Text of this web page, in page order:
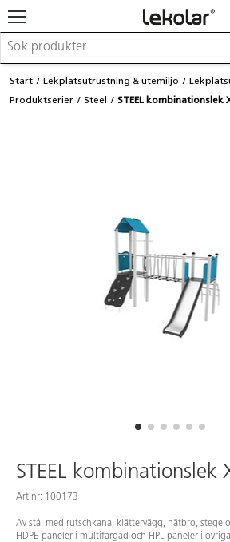
Möbler & inredning
Lekplatsutrustning & utemiljö
Logga in / Registrera dig
Start Lekplatsutrustning & utemiljö
Produktserier
Steel STEEL kombinationslek
STEEL kombinationslek
Art.nr: 100173
Av stål med rutschkana, klättervägg, nätbro, stege
HDPE-paneler i multifärgad och HPL-paneler i